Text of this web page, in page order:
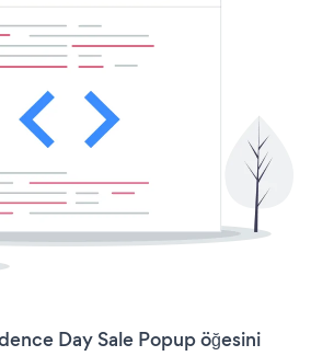
Day Sale Popup öğesini